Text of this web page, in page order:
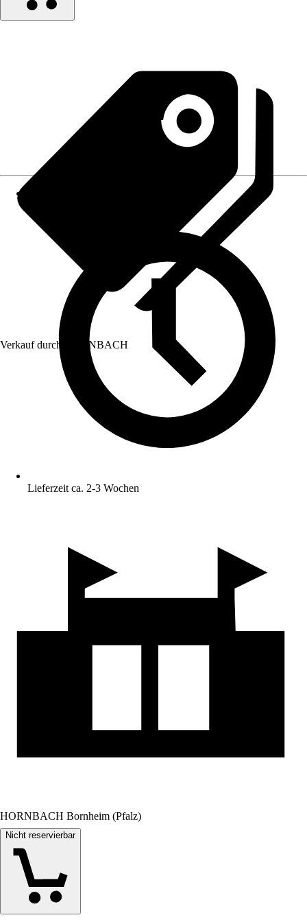
Verkauf durch: HORNBACH
Lieferzeit ca. 2-3 Wochen
HORNBACH Bornheim (Pfalz)
Nicht reservierbar